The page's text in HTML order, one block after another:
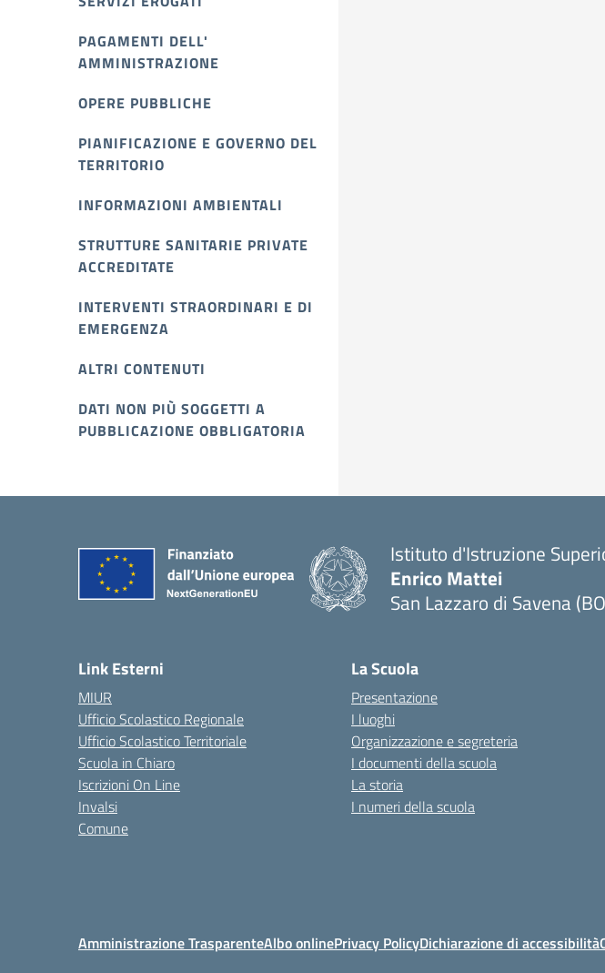
PAGAMENTI DELL'
AMMINISTRAZIONE
OPERE PUBBLICHE
PIANIFICAZIONE E GOVERNO DEL
TERRITORIO
INFORMAZIONI AMBIENTALI
STRUTTURE SANITARIE PRIVATE
ACCREDITATE
INTERVENTI STRAORDINARI E DI
EMERGENZA
ALTRI CONTENUTI
DATI NON PIÙ SOGGETTI A
PUBBLICAZIONE OBBLIGATORIA
Istituto d'Istruzione
Enrico Mattei
San Lazzaro di Savena
Link Esterni
MIUR
Ufficio Scolastico Regionale
Ufficio Scolastico Territoriale
Scuola in Chiaro
Iscrizioni On Line
Invalsi
Comune
La Scuola
Presentazione
I luoghi
Organizzazione e segreteria
I documenti della scuola
La storia
I numeri della scuola
Amministrazione TrasparenteAlbo onlinePrivacy PolicyDichiarazione di accessibilità